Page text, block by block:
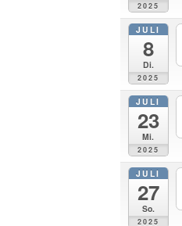
2025
JULI
8
Di.
2025
JULI
23
Mi.
2025
JULI
27
So.
2025